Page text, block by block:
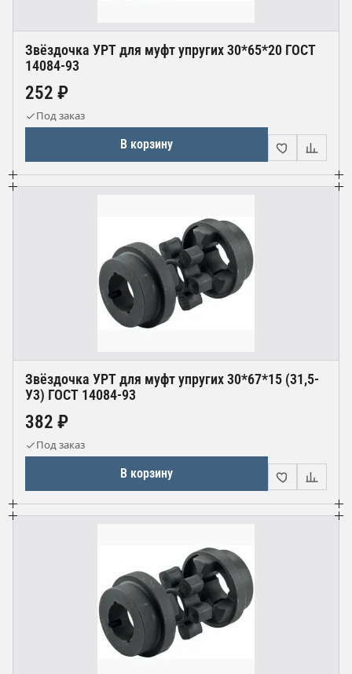
Звёздочка УРТ для муфт упругих 30*65*20 ГОСТ
14084-93
252 ₽
Под заказ
В корзину
Звёздочка УРТ для муфт упругих 30*67*15 (31,5-
У3) ГОСТ 14084-93
382 ₽
Под заказ
В корзину